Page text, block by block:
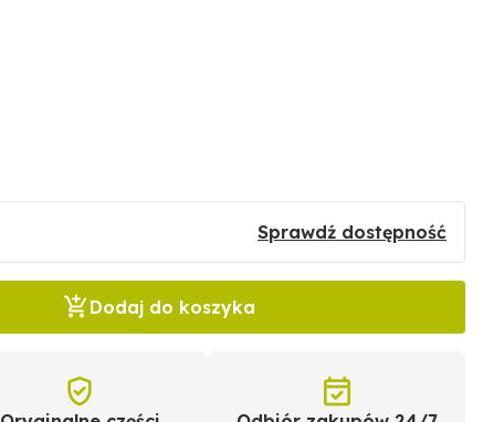
Sprawdź dostępność
Dodaj do koszyka